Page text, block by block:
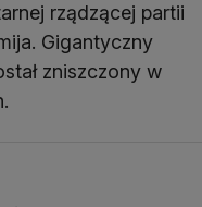
rządzącej partii
Gigantyczny
zniszczony w